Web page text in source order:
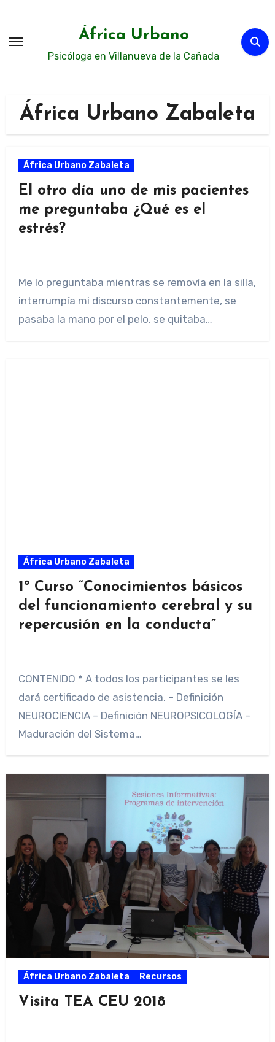
contenido
África Urbano
Psicóloga en Villanueva de la Cañada
África Urbano Zabaleta
África Urbano Zabaleta
El otro día uno de mis pacientes
me preguntaba ¿Qué es el
estrés?
Me lo preguntaba mientras se removía en la silla,
interrumpía mi discurso constantemente, se
pasaba la mano por el pelo, se quitaba…
África Urbano Zabaleta
1º Curso “Conocimientos básicos
del funcionamiento cerebral y su
repercusión en la conducta”
CONTENIDO * A todos los participantes se les
dará certificado de asistencia. – Definición
NEUROCIENCIA – Definición NEUROPSICOLOGÍA –
Maduración del Sistema…
África Urbano Zabaleta Recursos
Visita TEA CEU 2018